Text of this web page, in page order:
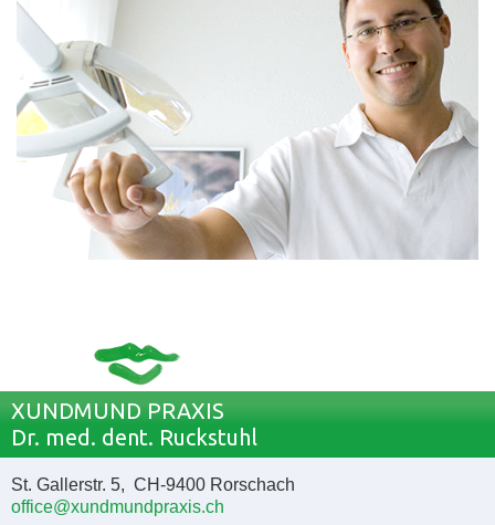
XUNDMUND PRAXIS
Dr. med. dent. Ruckstuhl
St. Gallerstr. 5, CH-9400 Rorschach
office@xundmundpraxis.ch